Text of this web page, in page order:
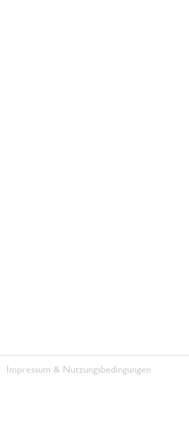
Impressum & Nutzungsbedingungen